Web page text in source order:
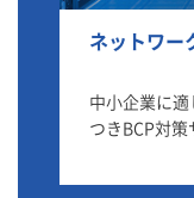
ーク・ストレージサ
適した24時間365日の
策サービス